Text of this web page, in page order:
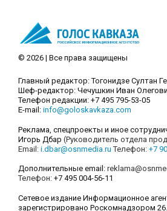
© 2026 | Все права защищены
Главный редактор: Тогонидзе Султан
Шеф-редактор: Чечушкин Иван
Телефон редакции: +7 495 795-53-05
E-mail: info@goloskavkaza.com
Реклама, спецпроекты и иное
Игорь Дбар (Руководитель отдела
Email: i.dbar@osnmedia.ru Телефон: +7
Дополнительные email:
Телефон: +7 495 004-56-11
Сетевое издание Информационное
зарегистрировано Роскомнадзором